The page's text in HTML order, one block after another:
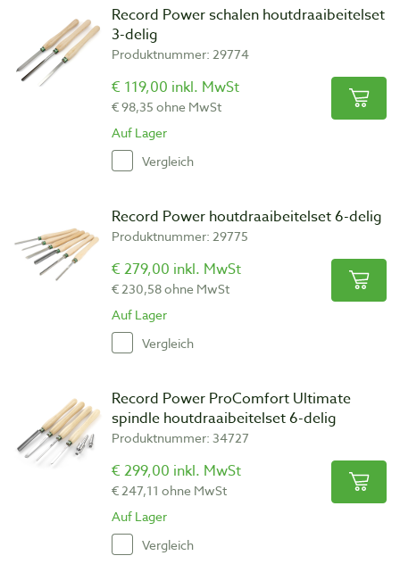
Record Power schalen houtdraaibeitelset
3-delig
Produktnummer: 29774
€ 119,00 inkl. MwSt
€ 98,35 ohne MwSt
Auf Lager
Vergleich
Record Power houtdraaibeitelset 6-delig
Produktnummer: 29775
€ 279,00 inkl. MwSt
€ 230,58 ohne MwSt
Auf Lager
Vergleich
Record Power ProComfort Ultimate
spindle houtdraaibeitelset 6-delig
Produktnummer: 34727
€ 299,00 inkl. MwSt
€ 247,11 ohne MwSt
Auf Lager
Vergleich